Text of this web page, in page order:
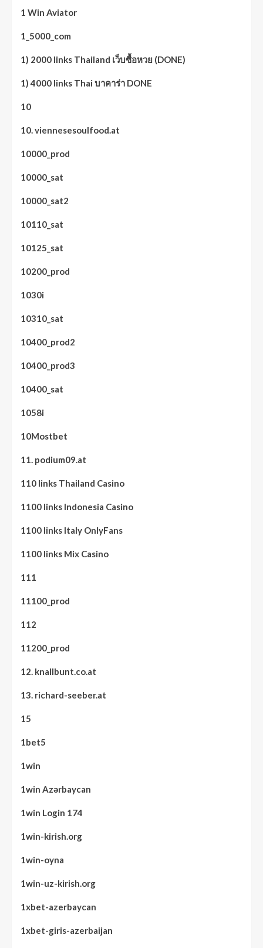
1 Win Aviator
1_5000_com
1) 2000 links Thailand เว็บซื้อหวย (DONE)
1) 4000 links Thai บาคาร่า DONE
10
10. viennesesoulfood.at
10000_prod
10000_sat
10000_sat2
10110_sat
10125_sat
10200_prod
1030i
10310_sat
10400_prod2
10400_prod3
10400_sat
1058i
10Mostbet
11. podium09.at
110 links Thailand Casino
1100 links Indonesia Casino
1100 links Italy OnlyFans
1100 links Mix Casino
111
11100_prod
112
11200_prod
12. knallbunt.co.at
13. richard-seeber.at
15
1bet5
1win
1win Azərbaycan
1win Login 174
1win-kirish.org
1win-oyna
1win-uz-kirish.org
1xbet-azerbaycan
1xbet-giris-azerbaijan